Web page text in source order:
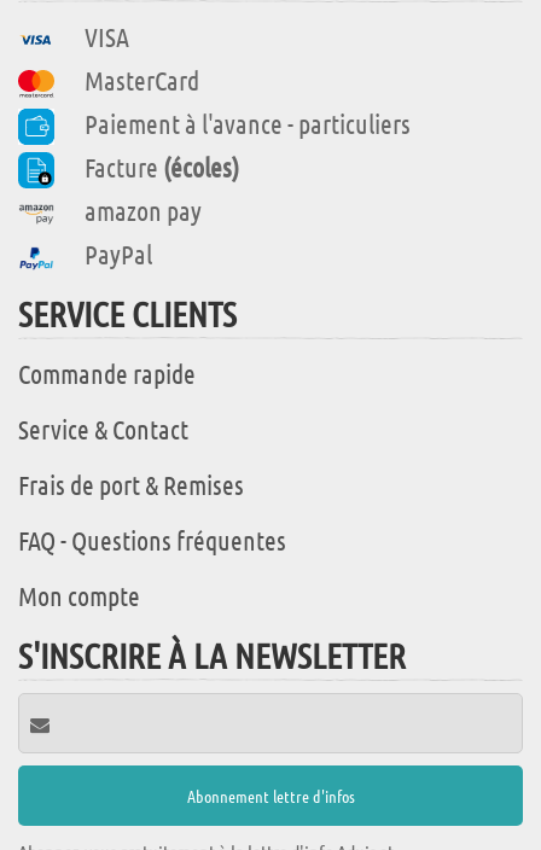
VISA
MasterCard
Paiement à l'avance - particuliers
Facture (écoles)
amazon pay
PayPal
SERVICE CLIENTS
Commande rapide
Service & Contact
Frais de port & Remises
FAQ - Questions fréquentes
Mon compte
S'INSCRIRE À LA NEWSLETTER